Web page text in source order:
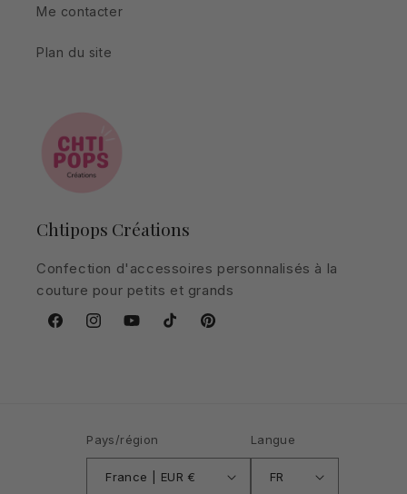
Me contacter
Plan du site
Chtipops Créations
Confection d'accessoires personnalisés à la
couture pour petits et grands
FacebookInstagramYouTubeTikTokPinterest
Pays/région
France | EUR €
Langue
FR